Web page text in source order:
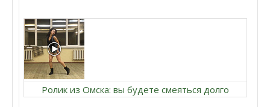
Ролик из Омска: вы будете смеяться долго